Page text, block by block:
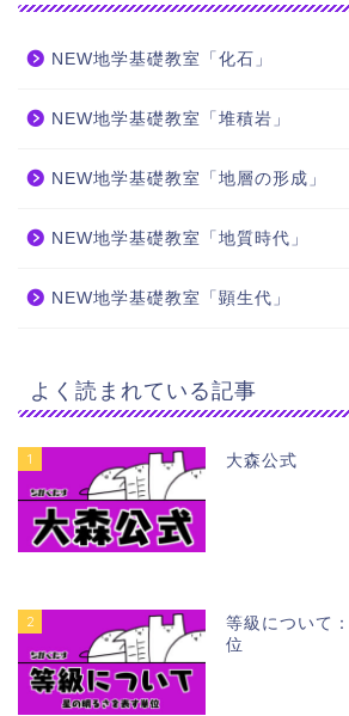
NEW地学基礎教室「化石」
NEW地学基礎教室「堆積岩」
NEW地学基礎教室「地層の形成」
NEW地学基礎教室「地質時代」
NEW地学基礎教室「顕生代」
よく読まれている記事
1 大森公式
2
等級について
位